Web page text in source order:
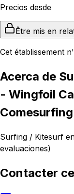
Precios desde
Être mis en
Cet établissement
Acerca de
- Wingfoil
Comesurfing
Surfing / Kitesurf
evaluaciones)
Contacter